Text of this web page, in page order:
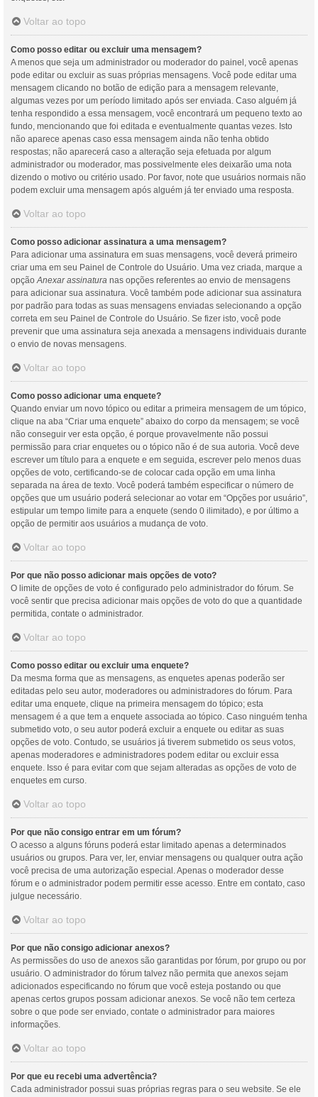
Voltar ao topo
Como posso editar ou excluir uma mensagem?
A menos que seja um administrador ou moderador do painel, você apenas
pode editar ou excluir as suas próprias mensagens. Você pode editar uma
mensagem clicando no botão de edição para a mensagem relevante,
algumas vezes por um período limitado após ser enviada. Caso alguém já
tenha respondido a essa mensagem, você encontrará um pequeno texto ao
fundo, mencionando que foi editada e eventualmente quantas vezes. Isto
não aparece apenas caso essa mensagem ainda não tenha obtido
respostas; não aparecerá caso a alteração seja efetuada por algum
administrador ou moderador, mas possivelmente eles deixarão uma nota
dizendo o motivo ou critério usado. Por favor, note que usuários normais não
podem excluir uma mensagem após alguém já ter enviado uma resposta.
Voltar ao topo
Como posso adicionar assinatura a uma mensagem?
Para adicionar uma assinatura em suas mensagens, você deverá primeiro
criar uma em seu Painel de Controle do Usuário. Uma vez criada, marque a
opçãoAnexar assinatura nas opções referentes ao envio de mensagens
para adicionar sua assinatura. Você também pode adicionar sua assinatura
por padrão para todas as suas mensagens enviadas selecionando a opção
correta em seu Painel de Controle do Usuário. Se fizer isto, você pode
prevenir que uma assinatura seja anexada a mensagens individuais durante
o envio de novas mensagens.
Voltar ao topo
Como posso adicionar uma enquete?
Quando enviar um novo tópico ou editar a primeira mensagem de um tópico,
clique na aba “Criar uma enquete” abaixo do corpo da mensagem; se você
não conseguir ver esta opção, é porque provavelmente não possui
permissão para criar enquetes ou o tópico não é de sua autoria. Você deve
escrever um título para a enquete e em seguida, escrever pelo menos duas
opções de voto, certificando-se de colocar cada opção em uma linha
separada na área de texto. Você poderá também especificar o número de
opções que um usuário poderá selecionar ao votar em “Opções por usuário”,
estipular um tempo limite para a enquete (sendo 0 ilimitado), e por último a
opção de permitir aos usuários a mudança de voto.
Voltar ao topo
Por que não posso adicionar mais opções de voto?
O limite de opções de voto é configurado pelo administrador do fórum. Se
você sentir que precisa adicionar mais opções de voto do que a quantidade
permitida, contate o administrador.
Voltar ao topo
Como posso editar ou excluir uma enquete?
Da mesma forma que as mensagens, as enquetes apenas poderão ser
editadas pelo seu autor, moderadores ou administradores do fórum. Para
editar uma enquete, clique na primeira mensagem do tópico; esta
mensagem é a que tem a enquete associada ao tópico. Caso ninguém tenha
submetido voto, o seu autor poderá excluir a enquete ou editar as suas
opções de voto. Contudo, se usuários já tiverem submetido os seus votos,
apenas moderadores e administradores podem editar ou excluir essa
enquete. Isso é para evitar com que sejam alteradas as opções de voto de
enquetes em curso.
Voltar ao topo
Por que não consigo entrar em um fórum?
O acesso a alguns fóruns poderá estar limitado apenas a determinados
usuários ou grupos. Para ver, ler, enviar mensagens ou qualquer outra ação
você precisa de uma autorização especial. Apenas o moderador desse
fórum e o administrador podem permitir esse acesso. Entre em contato, caso
julgue necessário.
Voltar ao topo
Por que não consigo adicionar anexos?
As permissões do uso de anexos são garantidas por fórum, por grupo ou por
usuário. O administrador do fórum talvez não permita que anexos sejam
adicionados especificando no fórum que você esteja postando ou que
apenas certos grupos possam adicionar anexos. Se você não tem certeza
sobre o que pode ser enviado, contate o administrador para maiores
informações.
Voltar ao topo
Por que eu recebi uma advertência?
Cada administrador possui suas próprias regras para o seu website. Se ele